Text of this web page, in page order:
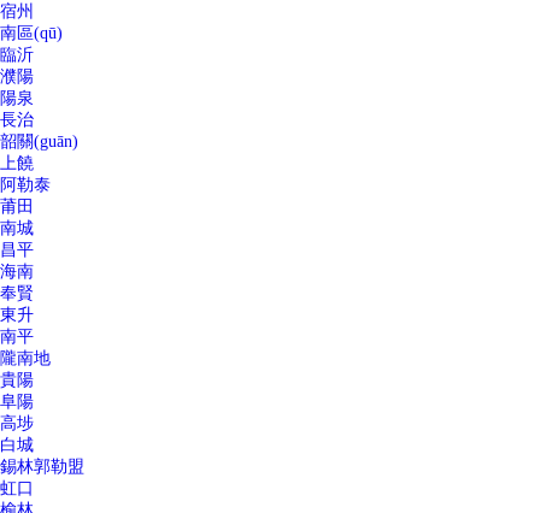
宿州
南區(qū)
臨沂
濮陽
陽泉
長治
韶關(guān)
上饒
阿勒泰
莆田
南城
昌平
海南
奉賢
東升
南平
隴南地
貴陽
阜陽
高埗
白城
錫林郭勒盟
虹口